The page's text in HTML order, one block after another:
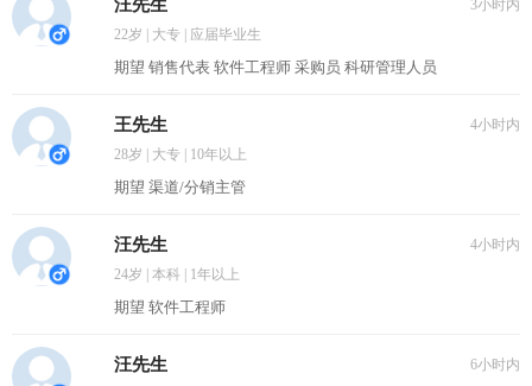
汪先生
3小时内
22岁 | 大专 | 应届毕业生
期望 销售代表 软件工程师 采购员 科研管理人员
王先生
4小时内
28岁 | 大专 | 10年以上
期望 渠道/分销主管
汪先生
4小时内
24岁 | 本科 | 1年以上
期望 软件工程师
汪先生
6小时内